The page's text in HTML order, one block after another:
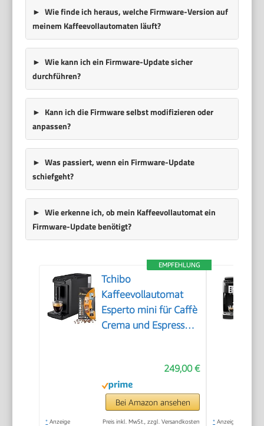
Wie finde ich heraus, welche Firmware-Version auf
meinem Kaffeevollautomaten läuft?
Wie kann ich ein Firmware-Update sicher
durchführen?
Kann ich die Firmware selbst modifizieren oder
anpassen?
Was passiert, wenn ein Firmware-Update
schiefgeht?
Wie erkenne ich, ob mein Kaffeevollautomat ein
Firmware-Update benötigt?
EMPFEHLUNG
Tchibo
Kaffeevollautomat
Esperto mini für Caffè
Crema und Espresso,
geeignet für jede
Küche, Camping,
Studentenapartment,
Schwarz - INKLUSIVE
249,00 €
Bei Amazon ansehen
* Anzeige Preis inkl. MwSt., zzgl. Versandkosten * Anzeige